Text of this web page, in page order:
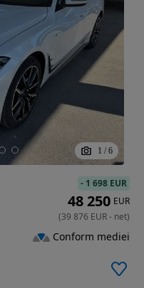
1 / 6
- 1 698 EUR
48 250 EUR
(39 876 EUR- net)
Conform mediei